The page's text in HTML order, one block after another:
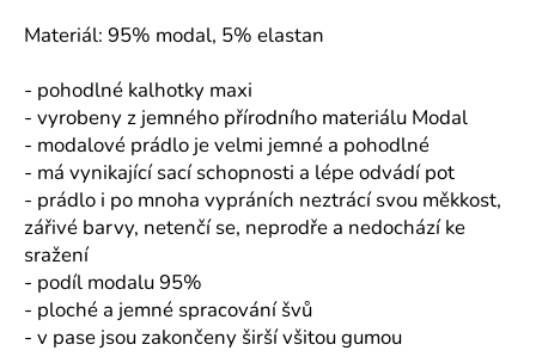
hvězdiček.
Materiál: 95% modal, 5% elastan
- pohodlné kalhotky maxi
- vyrobeny z jemného přírodního materiálu Modal
- modalové prádlo je velmi jemné a pohodlné
- má vynikající sací schopnosti a lépe odvádí pot
- prádlo i po mnoha vypráních neztrácí svou měkkost,
zářivé barvy, netenčí se, neprodře a nedochází ke
sražení
- podíl modalu 95%
- ploché a jemné spracování švů
- v pase jsou zakončeny širší všitou gumou
j
e
e
MAJKA
TEXTILNÍ
KŮŽE
-
JEDNODUCHÝ
KABÁTEK
1
290
Kč